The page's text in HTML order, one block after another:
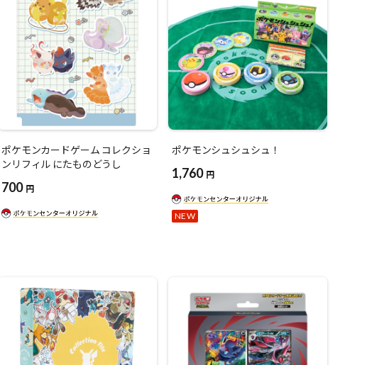
ポケモンカードゲーム コレクショ
ンリフィル にたものどうし
700 円
ポケモンシュシュシュ！
1,760 円
NEW